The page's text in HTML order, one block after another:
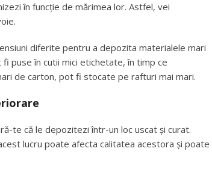
în funcție de mărimea lor. Astfel, vei
diferite pentru a depozita materialele mari
puse în cutii mici etichetate, în timp ce
de carton, pot fi stocate pe rafturi mai mari.
te că le depozitezi într-un loc uscat și curat.
lucru poate afecta calitatea acestora și poate